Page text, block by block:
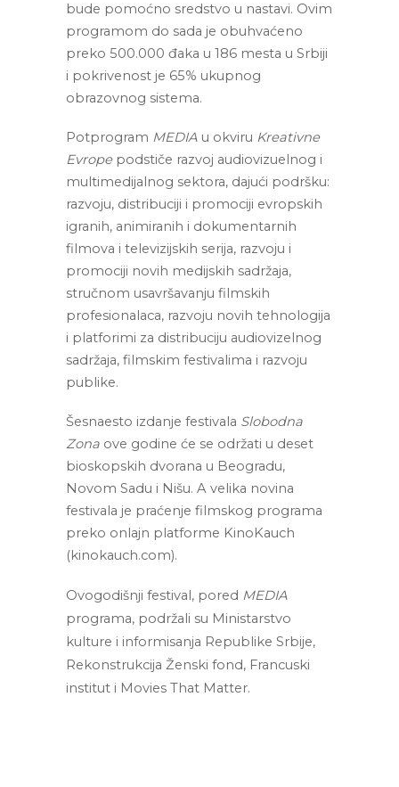
bude pomoćno sredstvo u nastavi. Ovim
programom do sada je obuhvaćeno
preko 500.000 đaka u 186 mesta u Srbiji
i pokrivenost je 65% ukupnog
obrazovnog sistema.
Potprogram MEDIA u okviru Kreativne
Evrope podstiče razvoj audiovizuelnog i
multimedijalnog sektora, dajući podršku:
razvoju, distribuciji i promociji evropskih
igranih, animiranih i dokumentarnih
filmova i televizijskih serija, razvoju i
promociji novih medijskih sadržaja,
stručnom usavršavanju filmskih
profesionalaca, razvoju novih tehnologija
i platforimi za distribuciju audiovizelnog
sadržaja, filmskim festivalima i razvoju
publike.
Šesnaesto izdanje festivala Slobodna
Zona ove godine će se održati u deset
bioskopskih dvorana u Beogradu,
Novom Sadu i Nišu. A velika novina
festivala je praćenje filmskog programa
preko onlajn platforme KinoKauch
(kinokauch.com).
Ovogodišnji festival, pored MEDIA
programa, podržali su Ministarstvo
kulture i informisanja Republike Srbije,
Rekonstrukcija Ženski fond, Francuski
institut i Movies That Matter.